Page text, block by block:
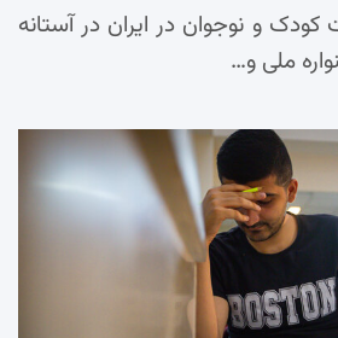
کودک و نوجوان در ایران در آستانه
ملی و…